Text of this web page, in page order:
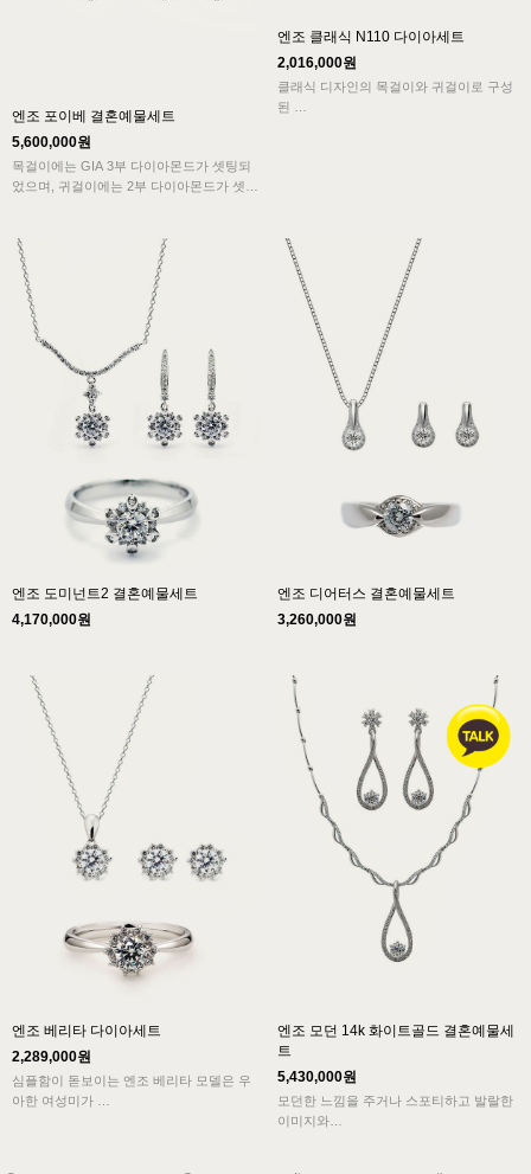
엔조 포이베 결혼예물세트
5,600,000원
목걸이에는 GIA 3부 다이아몬드가 셋팅되
었으며, 귀걸이에는 2부 다이아몬드가 셋팅
팅되어 다이아몬드의 반짝임이 도드라집니
다.
엔조 클래식 N110 다이아세트
2,016,000원
클래식 디자인의 목걸이와 귀걸이로 구성
된
엔조 도미넌트2 결혼예물세트
4,170,000원
엔조 디어터스 결혼예물세트
3,260,000원
엔조 베리타 다이아세트
2,289,000원
심플함이 돋보이는 엔조 베리타 모델은 우
아한 여성미가
엔조 모던 14k 화이트골드 결혼예물세
트
5,430,000원
모던한 느낌을 주거나 스포티하고 발랄한
이미지와